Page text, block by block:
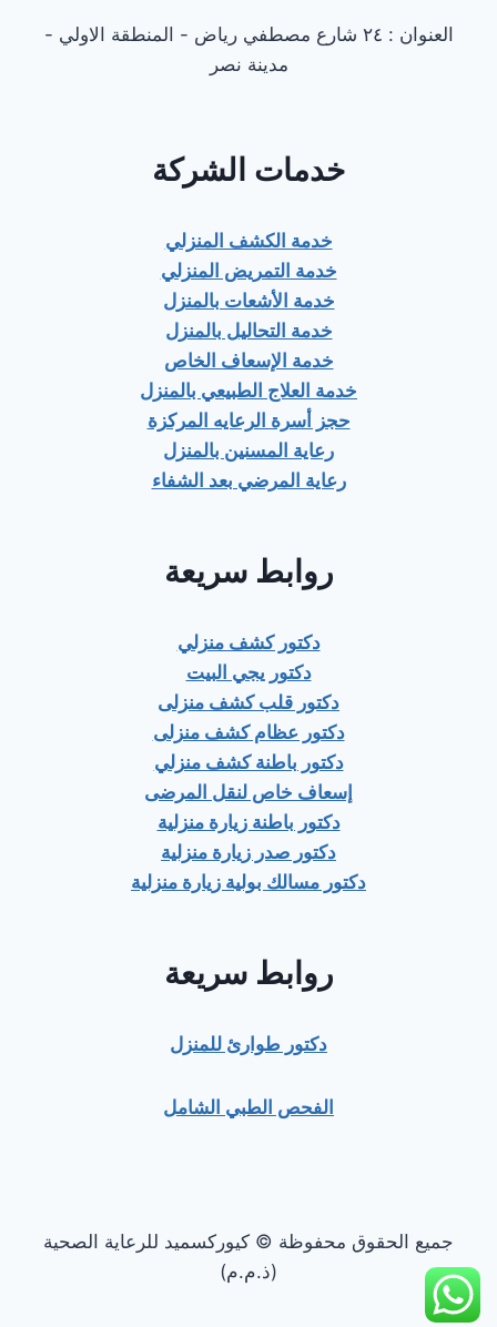
العنوان : ٢٤ شارع مصطفي رياض - المنطقة الاولي -
مدينة نصر
خدمات الشركة
خدمة الكشف المنزلي
خدمة التمريض المنزلي
خدمة الأشعات بالمنزل
خدمة التحاليل بالمنزل
خدمة الإسعاف الخاص
خدمة العلاج الطبيعي بالمنزل
حجز أسرة الرعايه المركزة
رعاية المسنين بالمنزل
رعاية المرضي بعد الشفاء
روابط سريعة
دكتور كشف منزلي
دكتور يجي البيت
دكتور قلب كشف منزلى
دكتور عظام كشف منزلى
دكتور باطنة كشف منزلي
إسعاف خاص لنقل المرضى
دكتور باطنة زيارة منزلية
دكتور صدر زيارة منزلية
دكتور مسالك بولية زيارة منزلية
روابط سريعة
دكتور طوارئ للمنزل
الفحص الطبي الشامل
جميع الحقوق محفوظة © كيوركسميد للرعاية الصحية
(ذ.م.م)